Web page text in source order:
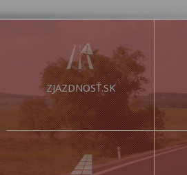
ZJAZDNOSŤ.SK